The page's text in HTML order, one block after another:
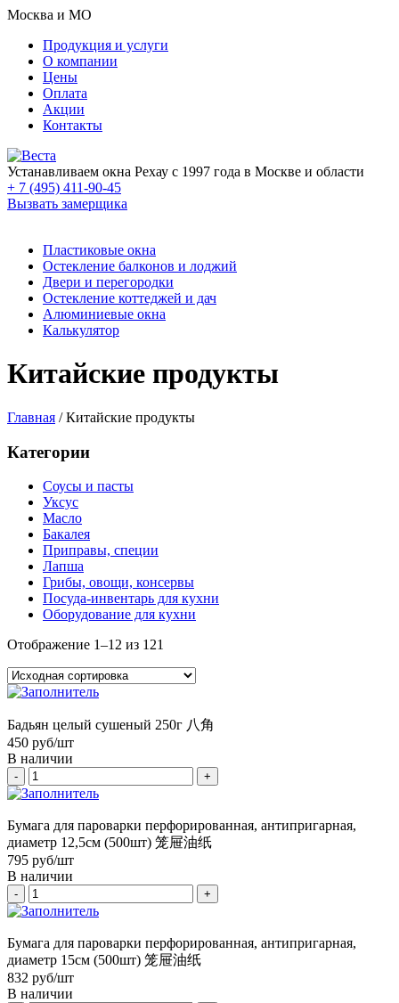
Москва и МО
Продукция и услуги
О компании
Цены
Оплата
Акции
Контакты
Устанавливаем окна Рехау с 1997 года в Москве и области
+ 7 (495) 411-90-45
Вызвать замерщика
Пластиковые окна
Остекление балконов и лоджий
Двери и перегородки
Остекление коттеджей и дач
Алюминиевые окна
Калькулятор
Китайские продукты
Главная /Китайские продукты
Категории
Соусы и пасты
Уксус
Масло
Бакалея
Приправы, специи
Лапша
Грибы, овощи, консервы
Посуда-инвентарь для кухни
Оборудование для кухни
Отображение 1–12 из 121
Бадьян целый сушеный 250г 八角
450 руб/шт
В наличии
- +
Бумага для пароварки перфорированная, антипригарная,
диаметр 12,5см (500шт) 笼屉油纸
795 руб/шт
В наличии
- +
Бумага для пароварки перфорированная, антипригарная,
диаметр 15см (500шт) 笼屉油纸
832 руб/шт
В наличии